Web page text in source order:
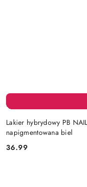
Lakier hybrydowy PB
napigmentowana biel
Cena:
36.99